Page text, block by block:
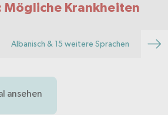
Mögliche Krankheiten
Albanisch & 15 weitere Sprachen
ansehen